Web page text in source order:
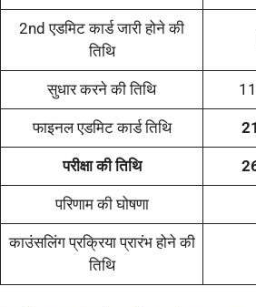
2nd एडमिट कार्ड जारी होने की
तिथि
सुधार करने की तिथि
फाइनल एडमिट कार्ड तिथि
परीक्षा की तिथि
परिणाम की घोषणा
काउंसलिंग प्रक्रिया प्रारंभ होने की
तिथि